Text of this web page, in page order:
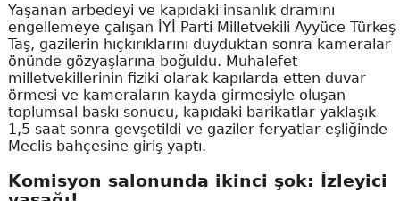
Yaşanan arbedeyi ve kapıdaki insanlık dramını
engellemeye çalışan İYİ Parti Milletvekili Ayyüce Türkeş
Taş, gazilerin hıçkırıklarını duyduktan sonra kameralar
önünde gözyaşlarına boğuldu. Muhalefet
milletvekillerinin fiziki olarak kapılarda etten duvar
örmesi ve kameraların kayda girmesiyle oluşan
toplumsal baskı sonucu, kapıdaki barikatlar yaklaşık
1,5 saat sonra gevşetildi ve gaziler feryatlar eşliğinde
Meclis bahçesine giriş yaptı.
Komisyon salonunda ikinci şok: İzleyici